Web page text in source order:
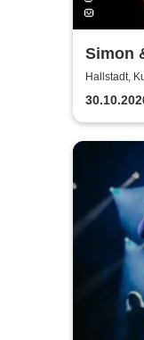
Simon
Band
Hallstadt,